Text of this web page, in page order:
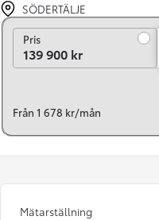
SÖDERTÄLJE
PrisPris
139 900 kr
Från 1 678 kr/mån
Mätarställning